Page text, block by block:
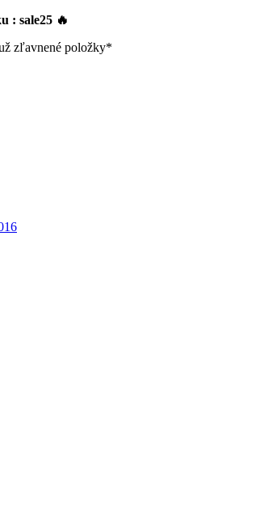
: sale25 🔥
zľavnené položky*